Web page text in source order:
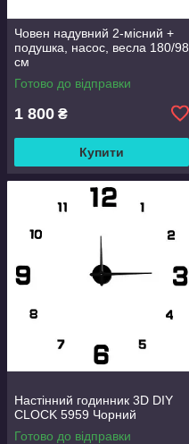
Човен надувний 2-місний +
подушка, насос, весла 180/98
см
Готово до відправки
1 800 ₴
Купити
Настінний годинник 3D DIY
CLOCK 5959 Чорний
Готово до відправки